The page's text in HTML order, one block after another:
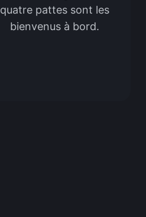
quatre pattes sont les
bienvenus à bord.